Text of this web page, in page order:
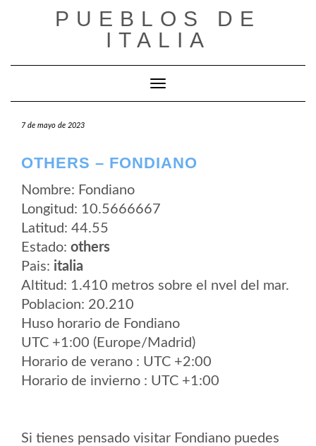
PUEBLOS DE
ITALIA
Cambiar modo de navegación
7 de mayo de 2023
OTHERS – FONDIANO
Nombre: Fondiano
Longitud: 10.5666667
Latitud: 44.55
Estado: others
Pais: italia
Altitud: 1.410 metros sobre el nvel del mar.
Poblacion: 20.210
Huso horario de Fondiano
UTC +1:00 (Europe/Madrid)
Horario de verano : UTC +2:00
Horario de invierno : UTC +1:00
Si tienes pensado visitar Fondiano puedes